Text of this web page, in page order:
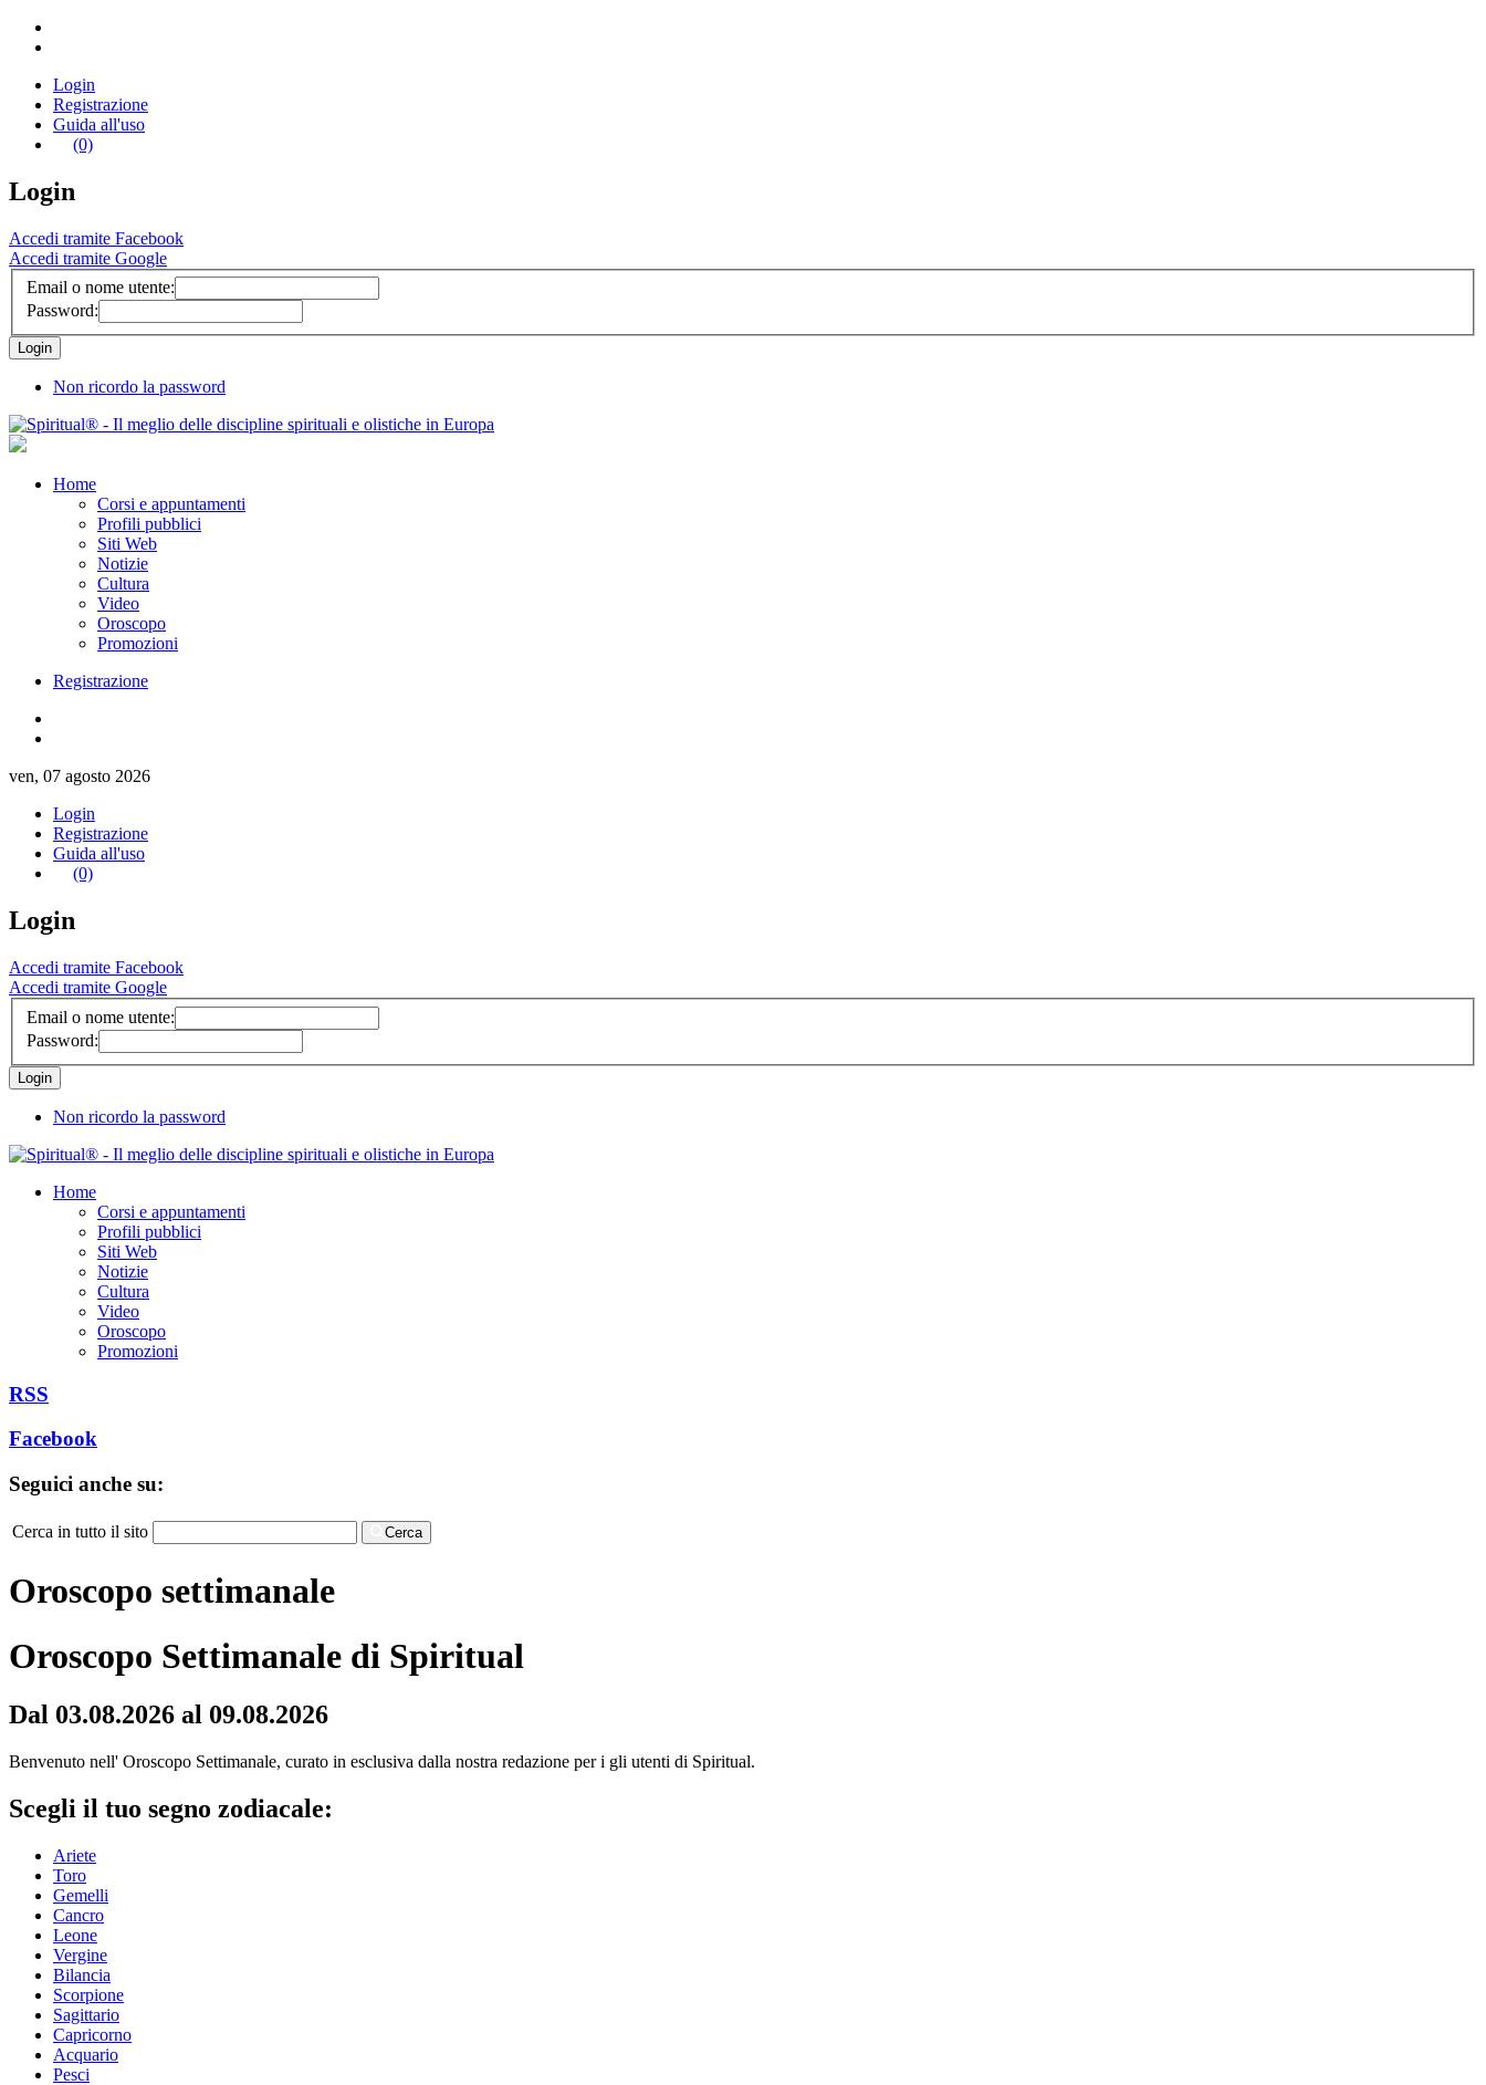
Login
Registrazione
Guida all'uso
(0)
Login
Accedi tramite Facebook
Accedi tramite Google
Email o nome utente:
Password:
Non ricordo la password
Home
Corsi e appuntamenti
Profili pubblici
Siti Web
Notizie
Cultura
Video
Oroscopo
Promozioni
Registrazione
ven, 07 agosto 2026
Login
Registrazione
Guida all'uso
(0)
Login
Accedi tramite Facebook
Accedi tramite Google
Email o nome utente:
Password:
Non ricordo la password
Home
Corsi e appuntamenti
Profili pubblici
Siti Web
Notizie
Cultura
Video
Oroscopo
Promozioni
RSS
Facebook
Seguici anche su:
Cerca in tutto il sito Cerca
Oroscopo settimanale
Oroscopo Settimanale di Spiritual
Dal 03.08.2026 al 09.08.2026
Benvenuto nell' Oroscopo Settimanale, curato in esclusiva dalla nostra redazione per i gli utenti di Spiritual.
Scegli il tuo segno zodiacale:
Ariete
Toro
Gemelli
Cancro
Leone
Vergine
Bilancia
Scorpione
Sagittario
Capricorno
Acquario
Pesci